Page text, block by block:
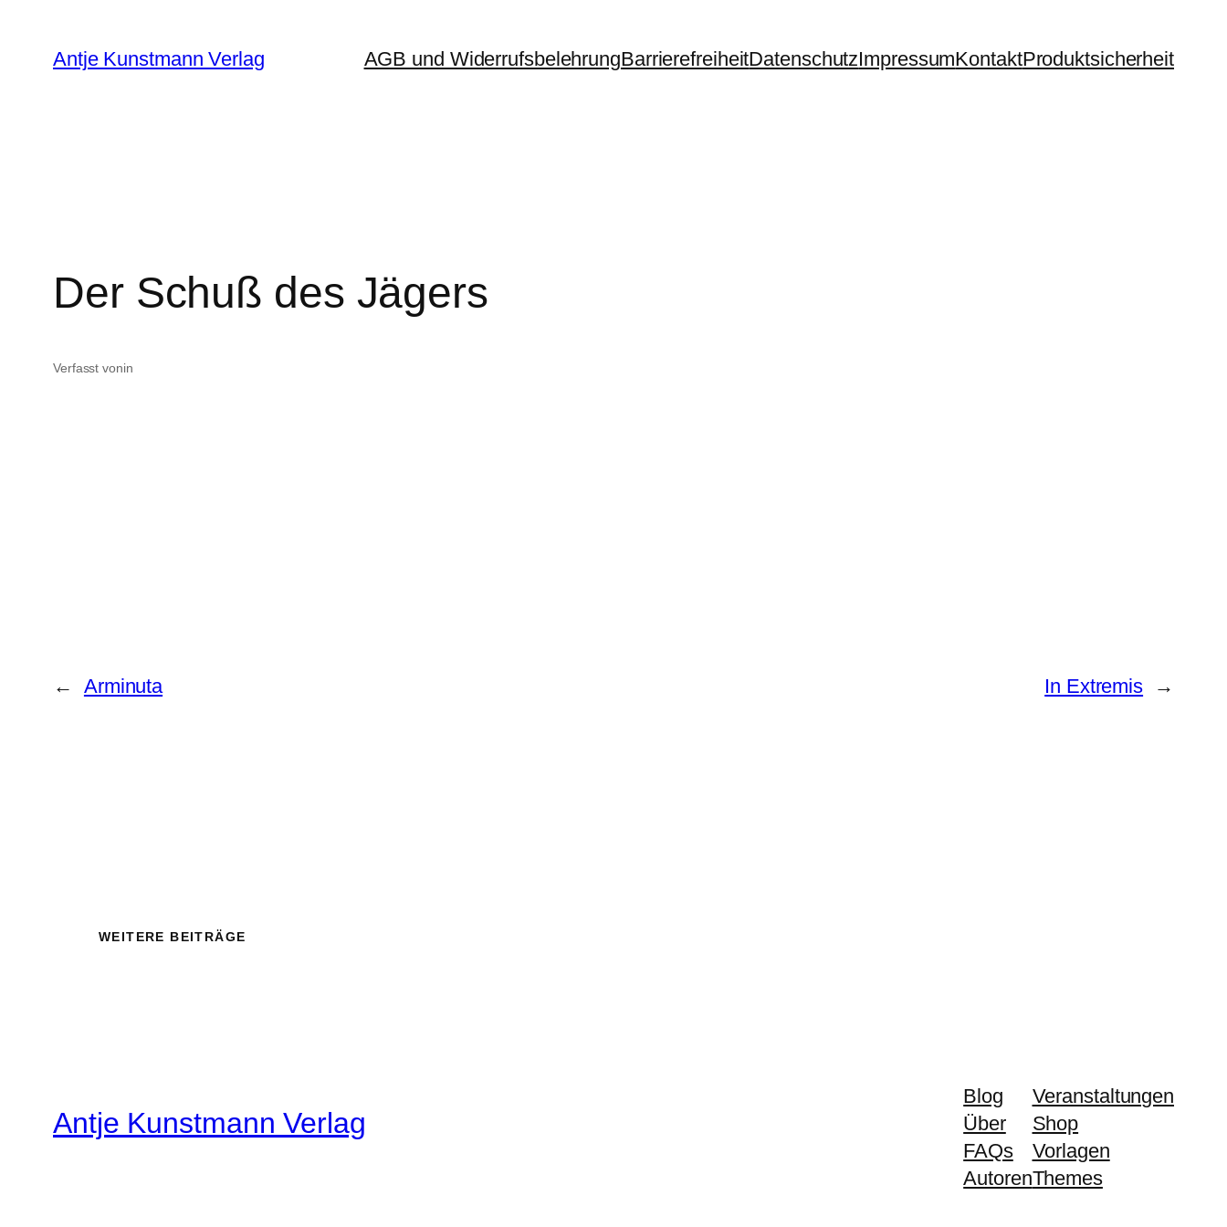
springen
Antje Kunstmann Verlag AGB und WiderrufsbelehrungBarrierefreiheitDatenschutzImpressumKontaktProduktsicherheit
Der Schuß des Jägers
Verfasst vonin
← Arminuta In Extremis →
WEITERE BEITRÄGE
Antje Kunstmann Verlag
Blog
Über
FAQs
Autoren
Veranstaltungen
Shop
Vorlagen
Themes